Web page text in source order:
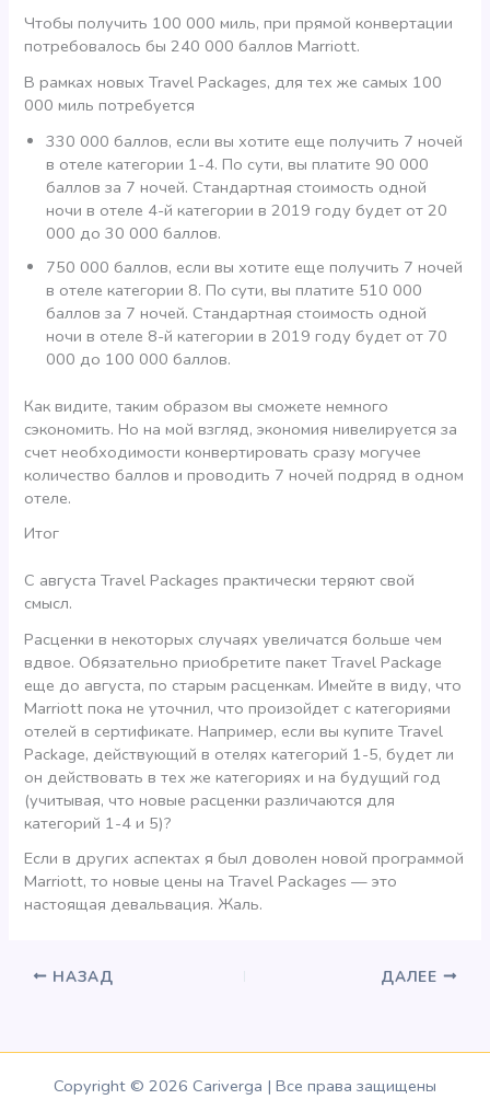
Чтобы получить 100 000 миль, при прямой конвертации
потребовалось бы 240 000 баллов Marriott.
В рамках новых Travel Packages, для тех же самых 100
000 миль потребуется
330 000 баллов, если вы хотите еще получить 7 ночей
в отеле категории 1-4. По сути, вы платите 90 000
баллов за 7 ночей. Стандартная стоимость одной
ночи в отеле 4-й категории в 2019 году будет от 20
000 до 30 000 баллов.
750 000 баллов, если вы хотите еще получить 7 ночей
в отеле категории 8. По сути, вы платите 510 000
баллов за 7 ночей. Стандартная стоимость одной
ночи в отеле 8-й категории в 2019 году будет от 70
000 до 100 000 баллов.
Как видите, таким образом вы сможете немного
сэкономить. Но на мой взгляд, экономия нивелируется за
счет необходимости конвертировать сразу могучее
количество баллов и проводить 7 ночей подряд в одном
отеле.
Итог
С августа Travel Packages практически теряют свой
смысл.
Расценки в некоторых случаях увеличатся больше чем
вдвое. Обязательно приобретите пакет Travel Package
еще до августа, по старым расценкам. Имейте в виду, что
Marriott пока не уточнил, что произойдет с категориями
отелей в сертификате. Например, если вы купите Travel
Package, действующий в отелях категорий 1-5, будет ли
он действовать в тех же категориях и на будущий год
(учитывая, что новые расценки различаются для
категорий 1-4 и 5)?
Если в других аспектах я был доволен новой программой
Marriott, то новые цены на Travel Packages — это
настоящая девальвация. Жаль.
НАЗАД ДАЛЕЕ
Copyright © 2026 Cariverga | Все права защищены